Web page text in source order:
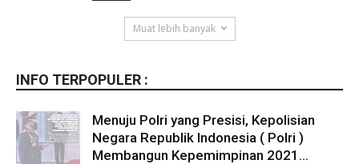
Muat lebih banyak
INFO TERPOPULER :
Menuju Polri yang Presisi, Kepolisian
Negara Republik Indonesia ( Polri )
Membangun Kepemimpinan 2021...